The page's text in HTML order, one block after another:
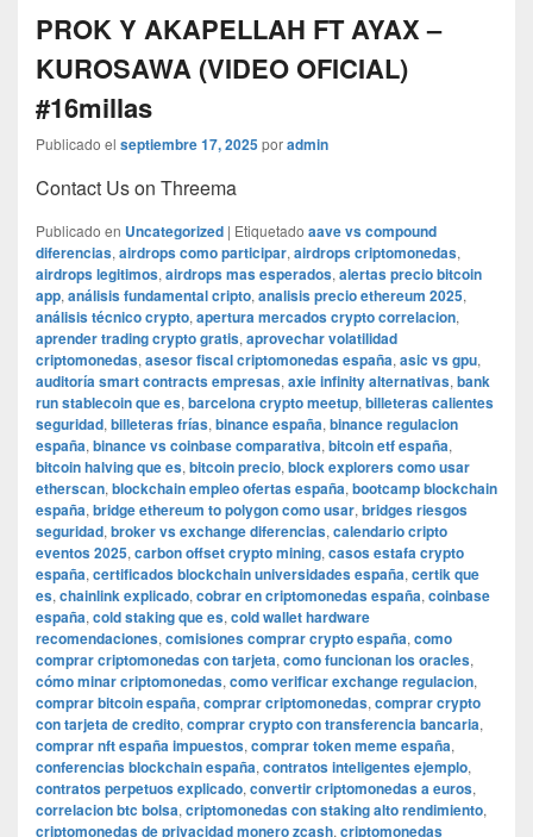
PROK Y AKAPELLAH FT AYAX –
KUROSAWA (VIDEO OFICIAL)
#16millas
Publicado el septiembre 17, 2025poradmin
Contact Us on Threema
Publicado en Uncategorized | Etiquetado aave vs compound
diferencias, airdrops como participar, airdrops criptomonedas,
airdrops legitimos, airdrops mas esperados, alertas precio bitcoin
app, análisis fundamental cripto, analisis precio ethereum 2025,
análisis técnico crypto, apertura mercados crypto correlacion,
aprender trading crypto gratis, aprovechar volatilidad
criptomonedas, asesor fiscal criptomonedas españa, asic vs gpu,
auditoría smart contracts empresas, axie infinity alternativas, bank
run stablecoin que es, barcelona crypto meetup, billeteras calientes
seguridad, billeteras frías, binance españa, binance regulacion
españa, binance vs coinbase comparativa, bitcoin etf españa,
bitcoin halving que es, bitcoin precio, block explorers como usar
etherscan, blockchain empleo ofertas españa, bootcamp blockchain
españa, bridge ethereum to polygon como usar, bridges riesgos
seguridad, broker vs exchange diferencias, calendario cripto
eventos 2025, carbon offset crypto mining, casos estafa crypto
españa, certificados blockchain universidades españa, certik que
es, chainlink explicado, cobrar en criptomonedas españa, coinbase
españa, cold staking que es, cold wallet hardware
recomendaciones, comisiones comprar crypto españa, como
comprar criptomonedas con tarjeta, como funcionan los oracles,
cómo minar criptomonedas, como verificar exchange regulacion,
comprar bitcoin españa, comprar criptomonedas, comprar crypto
con tarjeta de credito, comprar crypto con transferencia bancaria,
comprar nft españa impuestos, comprar token meme españa,
conferencias blockchain españa, contratos inteligentes ejemplo,
contratos perpetuos explicado, convertir criptomonedas a euros,
correlacion btc bolsa, criptomonedas con staking alto rendimiento,
criptomonedas de privacidad monero zcash, criptomonedas